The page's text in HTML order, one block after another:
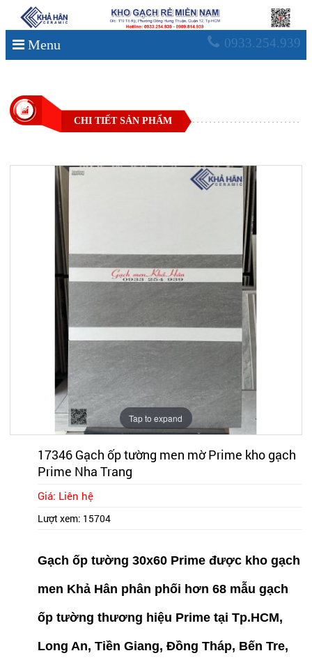
Menu 0933.254.939
CHI TIẾT SẢN PHẨM
Tap to expand
17346 Gạch ốp tường men mờ Prime kho gạch
Prime Nha Trang
Giá: Liên hệ
Lượt xem: 15704
Gạch ốp tường 30x60 Prime được kho gạch
men Khả Hân phân phối hơn 68 mẫu gạch
ốp tường thương hiệu Prime tại Tp.HCM,
Long An, Tiền Giang, Đồng Tháp, Bến Tre,